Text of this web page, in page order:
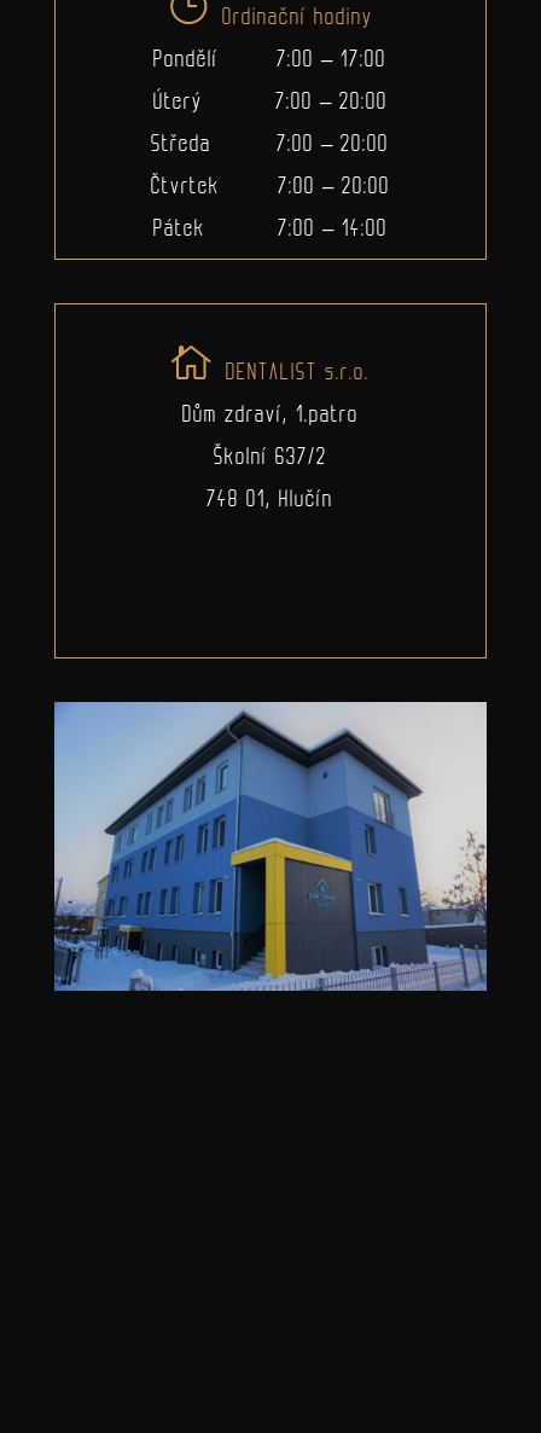
Ordinační hodiny
Pondělí 7:00 – 17:00
Úterý 7:00 – 20:00
Středa 7:00 – 20:00
Čtvrtek 7:00 – 20:00
Pátek 7:00 – 14:00
DENTALIST s.r.o.
Dům zdraví, 1.patro
Školní 637/2
748 01, Hlučín